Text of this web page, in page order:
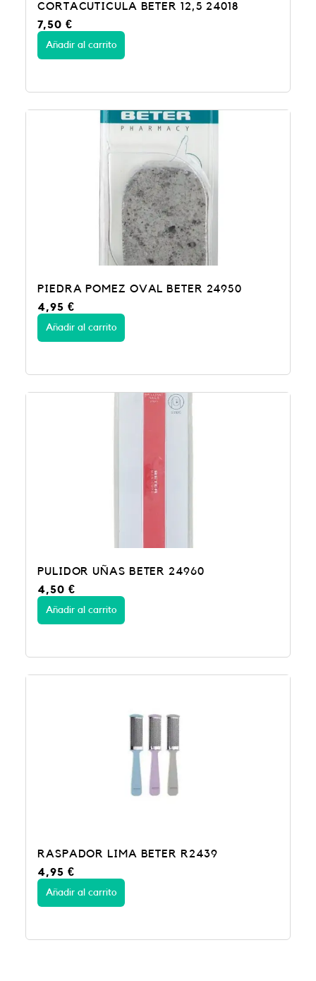
CORTACUTICULA BETER 12,5 24018
7,50 €
Añadir al carrito
PIEDRA POMEZ OVAL BETER 24950
4,95 €
Añadir al carrito
PULIDOR UÑAS BETER 24960
4,50 €
Añadir al carrito
RASPADOR LIMA BETER R2439
4,95 €
Añadir al carrito